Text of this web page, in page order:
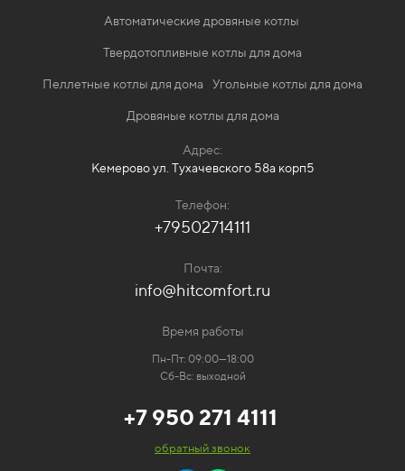
Автоматические дровяные котлы
Твердотопливные котлы для дома
Пеллетные котлы для дома Угольные котлы для дома
Дровяные котлы для дома
Адрес:
Кемерово ул. Тухачевского 58а корп5
Телефон:
+79502714111
Почта:
info@hitcomfort.ru
Время работы
Пн-Пт: 09:00—18:00
Сб-Вс: выходной
+7 950 271 4111
обратный звонок